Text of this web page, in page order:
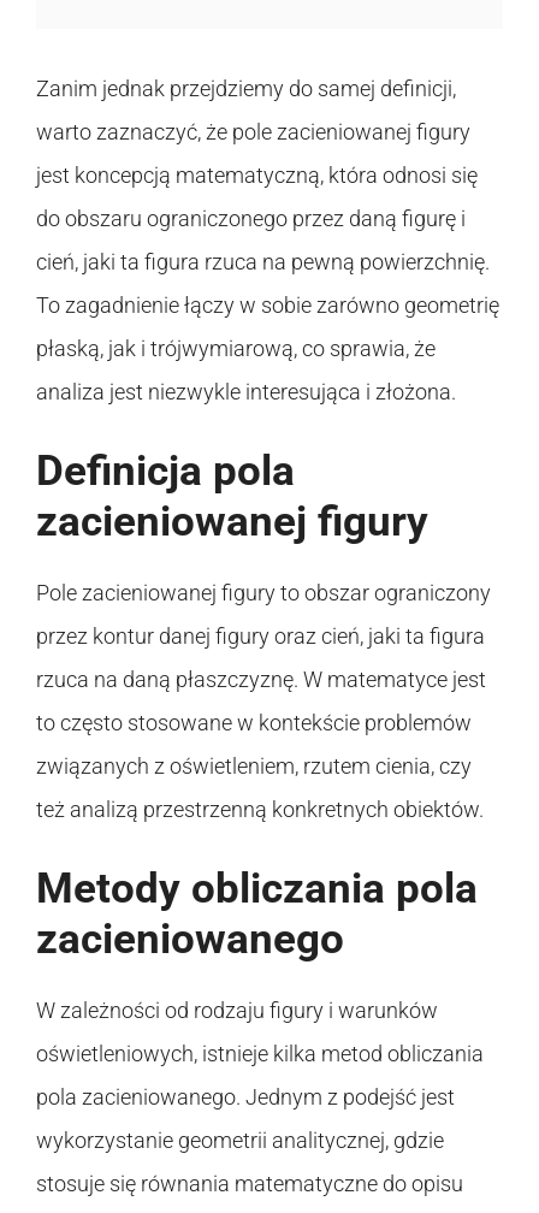
Zanim jednak przejdziemy do samej definicji,
warto zaznaczyć, że pole zacieniowanej figury
jest koncepcją matematyczną, która odnosi się
do obszaru ograniczonego przez daną figurę i
cień, jaki ta figura rzuca na pewną powierzchnię.
To zagadnienie łączy w sobie zarówno geometrię
płaską, jak i trójwymiarową, co sprawia, że
analiza jest niezwykle interesująca i złożona.
Definicja pola
zacieniowanej figury
Pole zacieniowanej figury to obszar ograniczony
przez kontur danej figury oraz cień, jaki ta figura
rzuca na daną płaszczyznę. W matematyce jest
to często stosowane w kontekście problemów
związanych z oświetleniem, rzutem cienia, czy
też analizą przestrzenną konkretnych obiektów.
Metody obliczania pola
zacieniowanego
W zależności od rodzaju figury i warunków
oświetleniowych, istnieje kilka metod obliczania
pola zacieniowanego. Jednym z podejść jest
wykorzystanie geometrii analitycznej, gdzie
stosuje się równania matematyczne do opisu